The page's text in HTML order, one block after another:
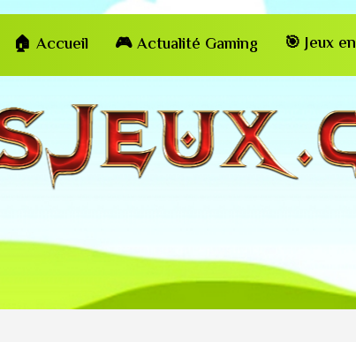
🏠 Accueil 🎮 Actualité Gaming 🎯 Jeux